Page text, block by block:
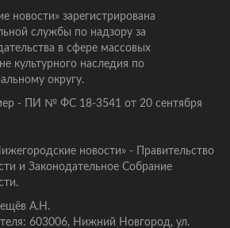
новости» зарегистрирована
службы по надзору за
в сфере массовых
культурного наследия по
округу.
- ПИ № ФС 18-3541 от 20 сентября
новости» - Правительство
и Законодательное Собрание
А.Н.
603006, Нижний Новгород, ул.